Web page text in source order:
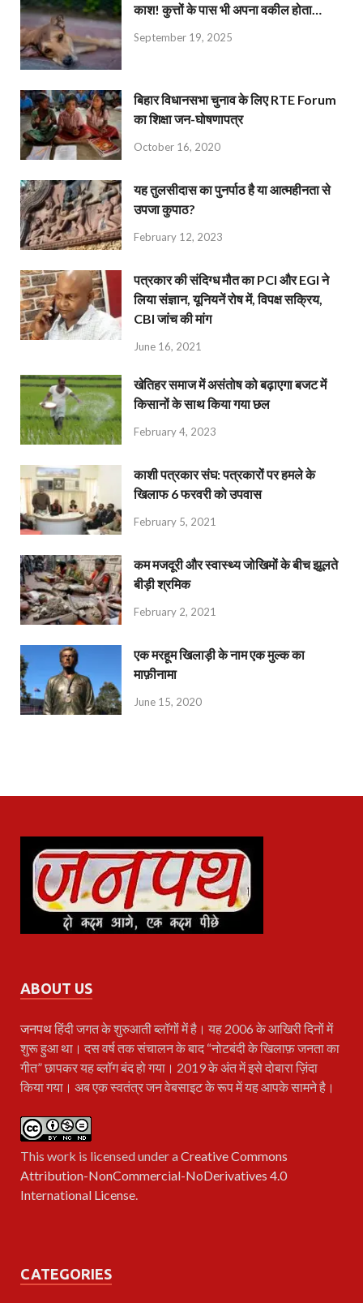
काश! कुत्तों के पास भी अपना वकील होता…
September 19, 2025
बिहार विधानसभा चुनाव के लिए RTE Forum
का शिक्षा जन-घोषणापत्र
October 16, 2020
यह तुलसीदास का पुनर्पाठ है या आत्महीनता से
उपजा कुपाठ?
February 12, 2023
पत्रकार की संदिग्ध मौत का PCI और EGI ने
लिया संज्ञान, यूनियनें रोष में, विपक्ष सक्रिय,
CBI जांच की मांग
June 16, 2021
खेतिहर समाज में असंतोष को बढ़ाएगा बजट में
किसानों के साथ किया गया छल
February 4, 2023
काशी पत्रकार संघ: पत्रकारों पर हमले के
खिलाफ 6 फरवरी को उपवास
February 5, 2021
कम मजदूरी और स्वास्थ्य जोखिमों के बीच झूलते
बीड़ी श्रमिक
February 2, 2021
एक मरहूम खिलाड़ी के नाम एक मुल्क का
माफ़ीनामा
June 15, 2020
ABOUT US
जनपथहिंदी जगत के शुरुआती ब्लॉगों में है। यह 2006 के आखिरी दिनों में
शुरू हुआ था। दस वर्ष तक संचालन के बाद “नोटबंदी के खिलाफ़ जनता का
गीत” छापकर यह ब्लॉग बंद हो गया। 2019 के अंत में इसे दोबारा ज़िंदा
किया गया। अब एक स्वतंत्र जन वेबसाइट के रूप में यह आपके सामने है।
This work is licensed under aCreative Commons
Attribution-NonCommercial-NoDerivatives 4.0
International License.
CATEGORIES